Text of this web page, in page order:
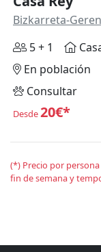
Bizkarreta-
5 + 1
En población
Consultar
Desde20€*
(*) Precio por
fin de semana y